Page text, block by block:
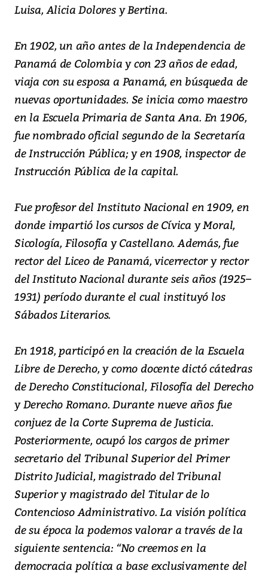
Luisa, Alicia Dolores y Bertina.
En 1902, un año antes de la Independencia de
Panamá de Colombia y con 23 años de edad,
viaja con su esposa a Panamá, en búsqueda de
nuevas oportunidades. Se inicia como maestro
en la Escuela Primaria de Santa Ana. En 1906,
fue nombrado oficial segundo de la Secretaría
de Instrucción Pública; y en 1908, inspector de
Instrucción Pública de la capital.
Fue profesor del Instituto Nacional en 1909, en
donde impartió los cursos de Cívica y Moral,
Sicología, Filosofía y Castellano. Además, fue
rector del Liceo de Panamá, vicerrector y rector
del Instituto Nacional durante seis años (1925–
1931) período durante el cual instituyó los
Sábados Literarios.
En 1918, participó en la creación de la Escuela
Libre de Derecho, y como docente dictó cátedras
de Derecho Constitucional, Filosofía del Derecho
y Derecho Romano. Durante nueve años fue
conjuez de la Corte Suprema de Justicia.
Posteriormente, ocupó los cargos de primer
secretario del Tribunal Superior del Primer
Distrito Judicial, magistrado del Tribunal
Superior y magistrado del Titular de lo
Contencioso Administrativo. La visión política
de su época la podemos valorar a través de la
siguiente sentencia: “No creemos en la
democracia política a base exclusivamente del